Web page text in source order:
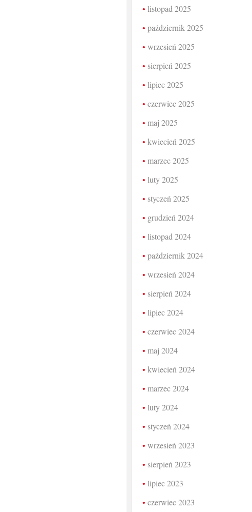
listopad 2025
październik 2025
wrzesień 2025
sierpień 2025
lipiec 2025
czerwiec 2025
maj 2025
kwiecień 2025
marzec 2025
luty 2025
styczeń 2025
grudzień 2024
listopad 2024
październik 2024
wrzesień 2024
sierpień 2024
lipiec 2024
czerwiec 2024
maj 2024
kwiecień 2024
marzec 2024
luty 2024
styczeń 2024
wrzesień 2023
sierpień 2023
lipiec 2023
czerwiec 2023